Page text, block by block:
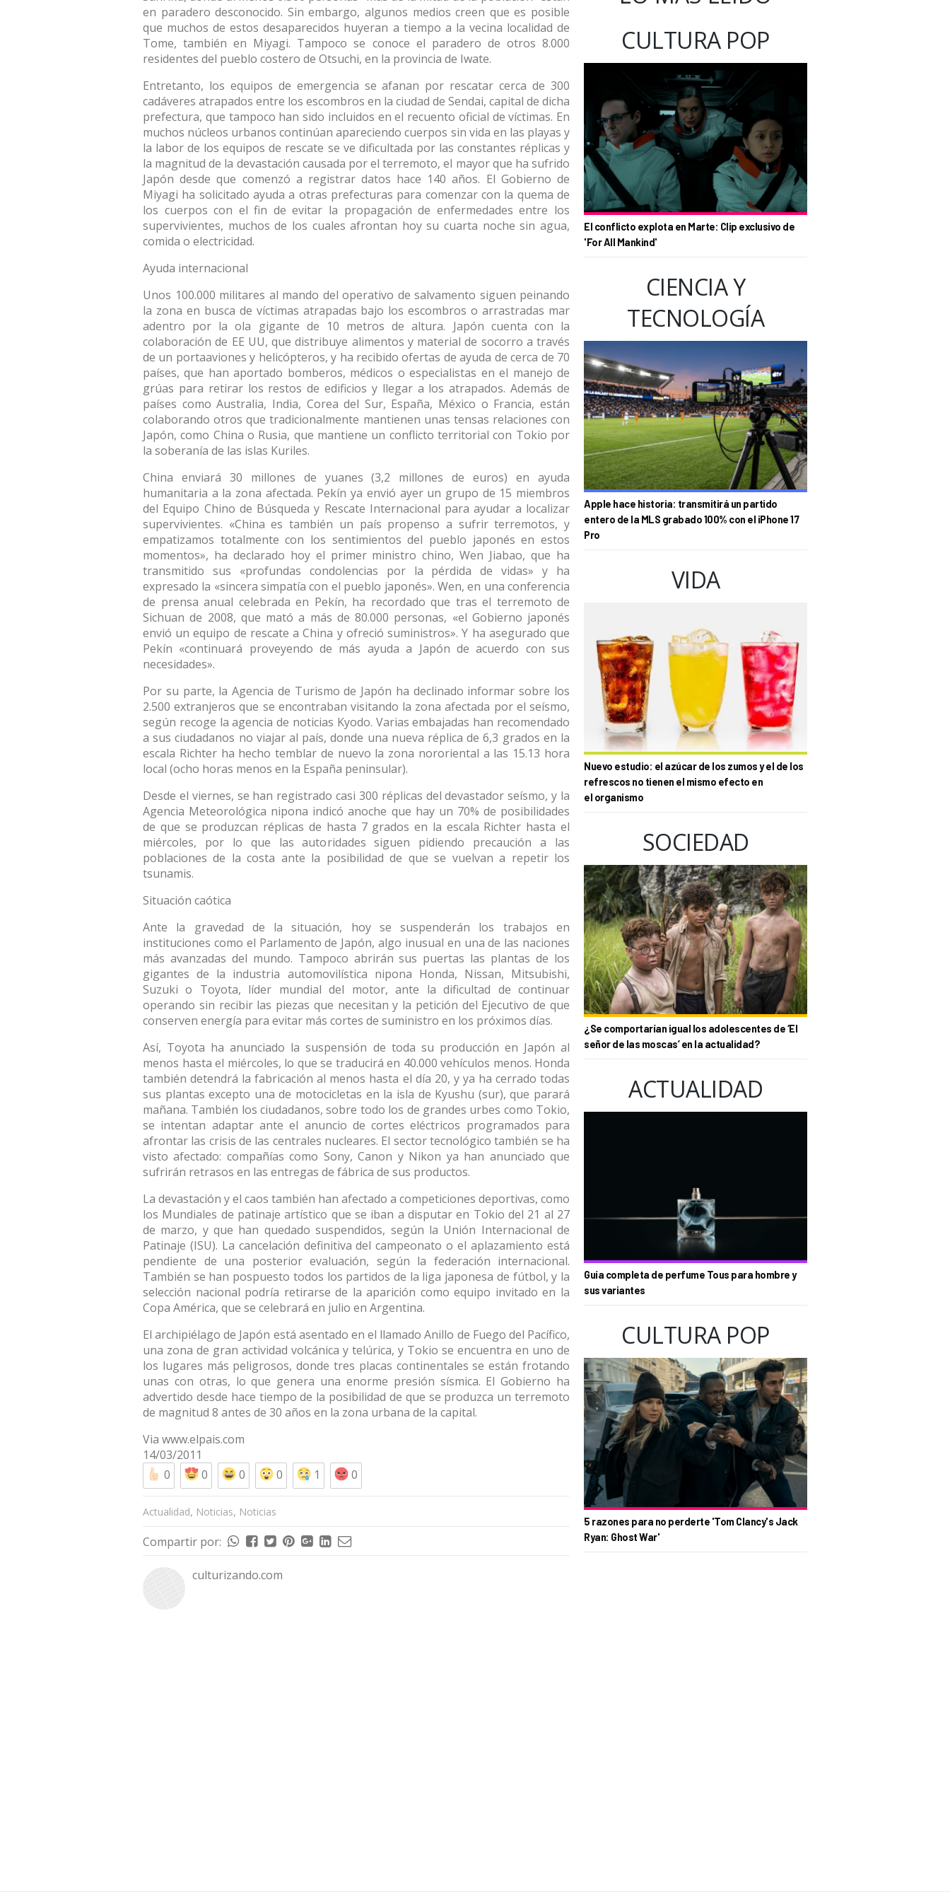
en paradero desconocido. Sin embargo, algunos medios creen que es posible
que muchos de estos desaparecidos huyeran a tiempo a la vecina localidad de
Tome, también en Miyagi. Tampoco se conoce el paradero de otros 8.000
residentes del pueblo costero de Otsuchi, en la provincia de Iwate.
Entretanto, los equipos de emergencia se afanan por rescatar cerca de 300
cadáveres atrapados entre los escombros en la ciudad de Sendai, capital de dicha
prefectura, que tampoco han sido incluidos en el recuento oficial de víctimas. En
muchos núcleos urbanos continúan apareciendo cuerpos sin vida en las playas y
la labor de los equipos de rescate se ve dificultada por las constantes réplicas y
la magnitud de la devastación causada por el terremoto, el mayor que ha sufrido
Japón desde que comenzó a registrar datos hace 140 años. El Gobierno de
Miyagi ha solicitado ayuda a otras prefecturas para comenzar con la quema de
los cuerpos con el fin de evitar la propagación de enfermedades entre los
supervivientes, muchos de los cuales afrontan hoy su cuarta noche sin agua,
comida o electricidad.
Ayuda internacional
Unos 100.000 militares al mando del operativo de salvamento siguen peinando
la zona en busca de víctimas atrapadas bajo los escombros o arrastradas mar
adentro por la ola gigante de 10 metros de altura. Japón cuenta con la
colaboración de EE UU, que distribuye alimentos y material de socorro a través
de un portaaviones y helicópteros, y ha recibido ofertas de ayuda de cerca de 70
países, que han aportado bomberos, médicos o especialistas en el manejo de
grúas para retirar los restos de edificios y llegar a los atrapados. Además de
países como Australia, India, Corea del Sur, España, México o Francia, están
colaborando otros que tradicionalmente mantienen unas tensas relaciones con
Japón, como China o Rusia, que mantiene un conflicto territorial con Tokio por
la soberanía de las islas Kuriles.
China enviará 30 millones de yuanes (3,2 millones de euros) en ayuda
humanitaria a la zona afectada. Pekín ya envió ayer un grupo de 15 miembros
del Equipo Chino de Búsqueda y Rescate Internacional para ayudar a localizar
supervivientes. «China es también un país propenso a sufrir terremotos, y
empatizamos totalmente con los sentimientos del pueblo japonés en estos
momentos», ha declarado hoy el primer ministro chino, Wen Jiabao, que ha
transmitido sus «profundas condolencias por la pérdida de vidas» y ha
expresado la «sincera simpatía con el pueblo japonés». Wen, en una conferencia
de prensa anual celebrada en Pekín, ha recordado que tras el terremoto de
Sichuan de 2008, que mató a más de 80.000 personas, «el Gobierno japonés
envió un equipo de rescate a China y ofreció suministros». Y ha asegurado que
Pekín «continuará proveyendo de más ayuda a Japón de acuerdo con sus
necesidades».
Por su parte, la Agencia de Turismo de Japón ha declinado informar sobre los
2.500 extranjeros que se encontraban visitando la zona afectada por el seísmo,
según recoge la agencia de noticias Kyodo. Varias embajadas han recomendado
a sus ciudadanos no viajar al país, donde una nueva réplica de 6,3 grados en la
escala Richter ha hecho temblar de nuevo la zona nororiental a las 15.13 hora
local (ocho horas menos en la España peninsular).
Desde el viernes, se han registrado casi 300 réplicas del devastador seísmo, y la
Agencia Meteorológica nipona indicó anoche que hay un 70% de posibilidades
de que se produzcan réplicas de hasta 7 grados en la escala Richter hasta el
miércoles, por lo que las autoridades siguen pidiendo precaución a las
poblaciones de la costa ante la posibilidad de que se vuelvan a repetir los
tsunamis.
Situación caótica
Ante la gravedad de la situación, hoy se suspenderán los trabajos en
instituciones como el Parlamento de Japón, algo inusual en una de las naciones
más avanzadas del mundo. Tampoco abrirán sus puertas las plantas de los
gigantes de la industria automovilística nipona Honda, Nissan, Mitsubishi,
Suzuki o Toyota, líder mundial del motor, ante la dificultad de continuar
operando sin recibir las piezas que necesitan y la petición del Ejecutivo de que
conserven energía para evitar más cortes de suministro en los próximos días.
Así, Toyota ha anunciado la suspensión de toda su producción en Japón al
menos hasta el miércoles, lo que se traducirá en 40.000 vehículos menos. Honda
también detendrá la fabricación al menos hasta el día 20, y ya ha cerrado todas
sus plantas excepto una de motocicletas en la isla de Kyushu (sur), que parará
mañana. También los ciudadanos, sobre todo los de grandes urbes como Tokio,
se intentan adaptar ante el anuncio de cortes eléctricos programados para
afrontar las crisis de las centrales nucleares. El sector tecnológico también se ha
visto afectado: compañías como Sony, Canon y Nikon ya han anunciado que
sufrirán retrasos en las entregas de fábrica de sus productos.
La devastación y el caos también han afectado a competiciones deportivas, como
los Mundiales de patinaje artístico que se iban a disputar en Tokio del 21 al 27
de marzo, y que han quedado suspendidos, según la Unión Internacional de
Patinaje (ISU). La cancelación definitiva del campeonato o el aplazamiento está
pendiente de una posterior evaluación, según la federación internacional.
También se han pospuesto todos los partidos de la liga japonesa de fútbol, y la
selección nacional podría retirarse de la aparición como equipo invitado en la
Copa América, que se celebrará en julio en Argentina.
El archipiélago de Japón está asentado en el llamado Anillo de Fuego del Pacífico,
una zona de gran actividad volcánica y telúrica, y Tokio se encuentra en uno de
los lugares más peligrosos, donde tres placas continentales se están frotando
unas con otras, lo que genera una enorme presión sísmica. El Gobierno ha
advertido desde hace tiempo de la posibilidad de que se produzca un terremoto
de magnitud 8 antes de 30 años en la zona urbana de la capital.
Via www.elpais.com
14/03/2011
0
0 0 0 1 0
Actualidad, Noticias, Noticias
Compartir por:
culturizando.com
CULTURA POP
El conflicto explota en Marte: Clip exclusivo de
'For All Mankind'
CIENCIA Y
TECNOLOGÍA
Apple hace historia: transmitirá un partido
entero de la MLS grabado 100% con el iPhone 17
Pro
VIDA
Nuevo estudio: el azúcar de los zumos y el de los
refrescos no tienen el mismo efecto en
el organismo
SOCIEDAD
¿Se comportarían igual los adolescentes de ‘El
señor de las moscas’ en la actualidad?
ACTUALIDAD
Guía completa de perfume Tous para hombre y
sus variantes
CULTURA POP
5 razones para no perderte 'Tom Clancy's Jack
Ryan: Ghost War'